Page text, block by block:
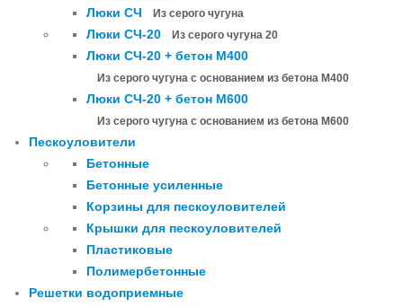
Люки СЧ
Из серого чугуна
Люки СЧ-20 Из серого чугуна 20
Люки СЧ-20 + бетон М400
Из серого чугуна с основанием из бетона М400
Люки СЧ-20 + бетон М600
Из серого чугуна с основанием из бетона М600
Пескоуловители
Бетонные
Бетонные усиленные
Корзины для пескоуловителей
Крышки для пескоуловителей
Пластиковые
Полимербетонные
Решетки водоприемные